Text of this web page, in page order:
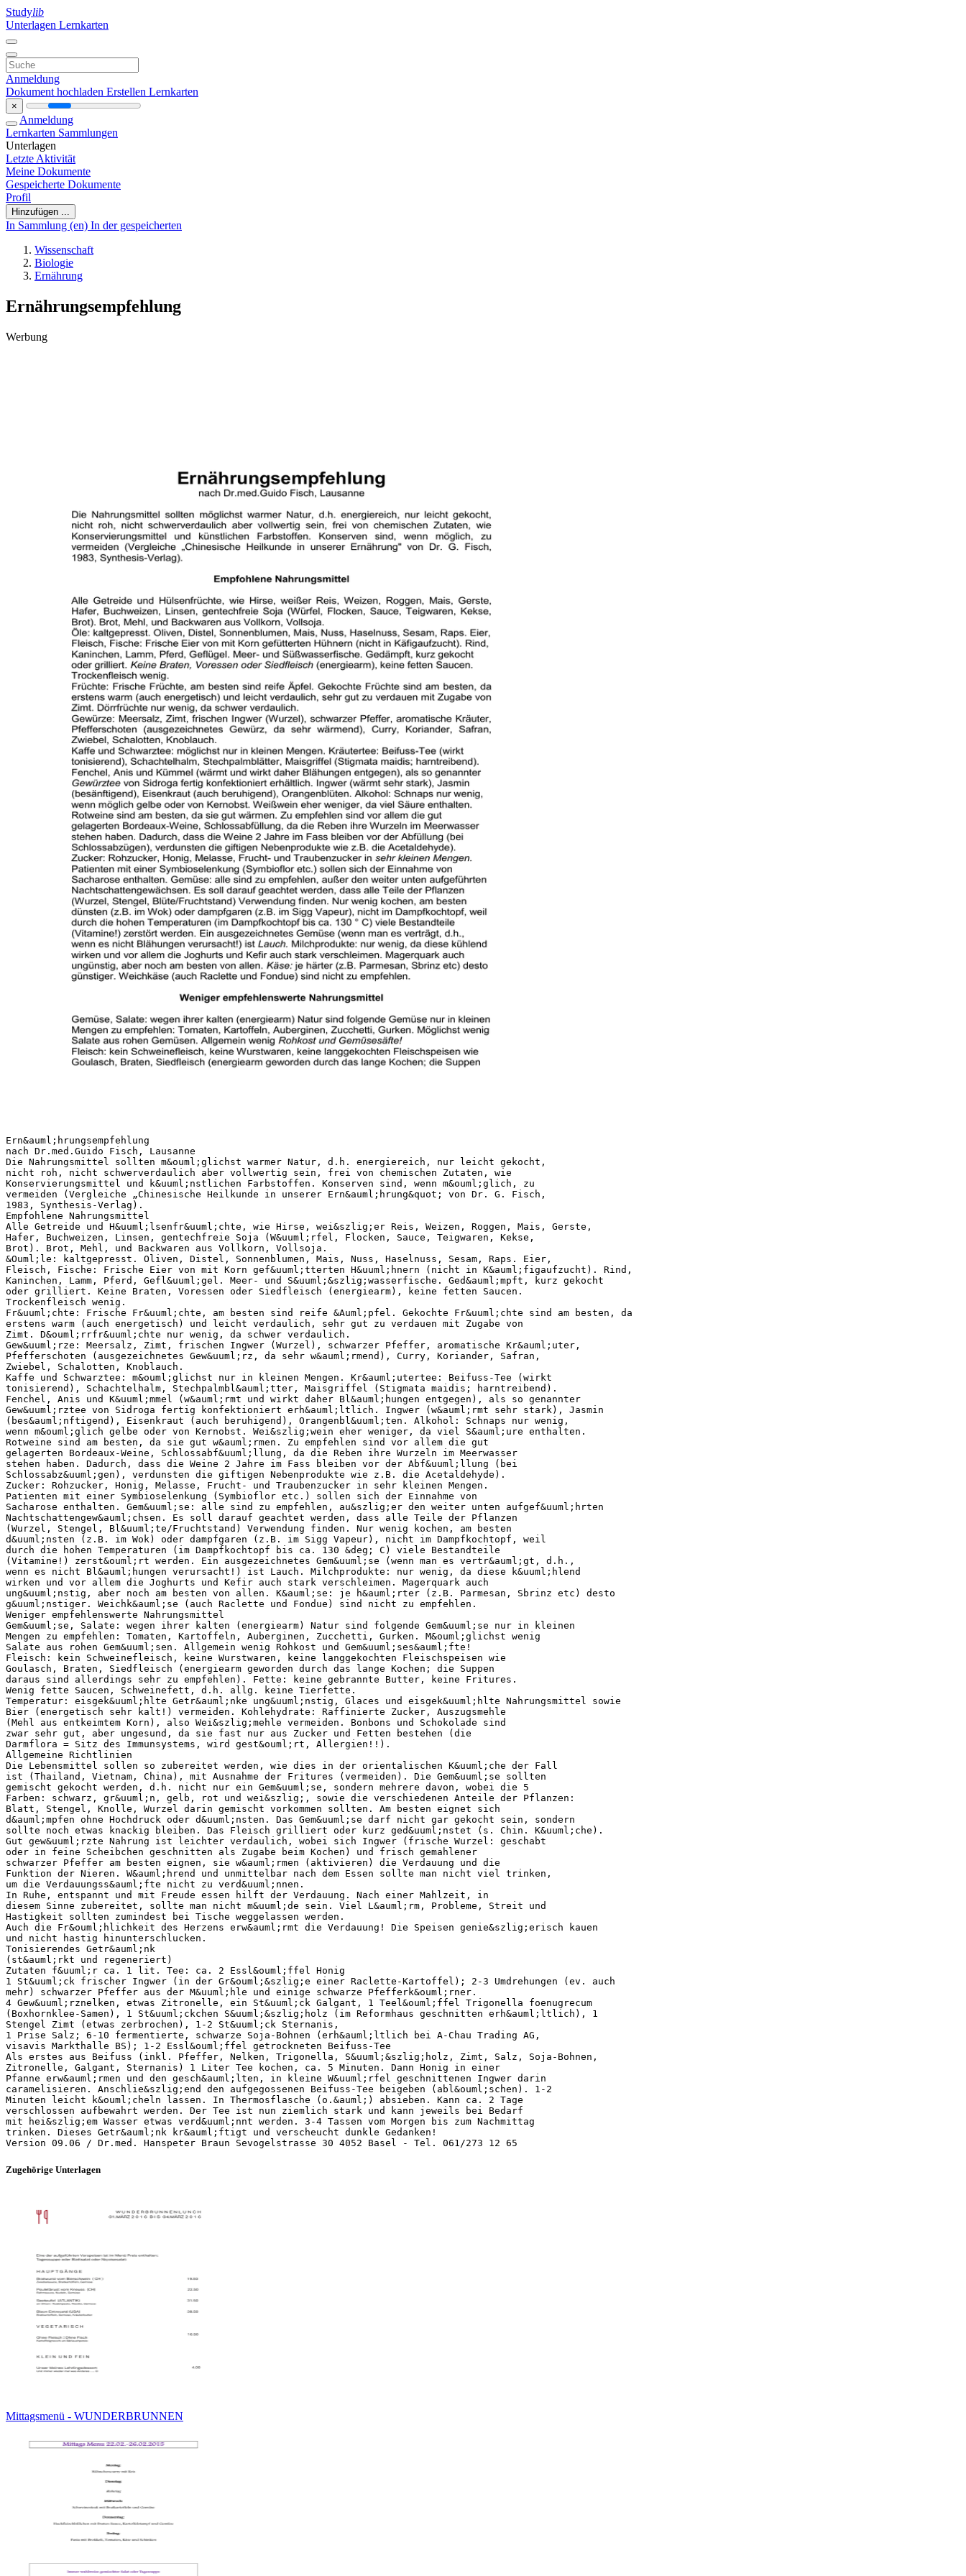
Studylib
Unterlagen Lernkarten
Anmeldung
Dokument hochladen Erstellen Lernkarten
×
Anmeldung
Lernkarten Sammlungen
Unterlagen
Letzte Aktivität
Meine Dokumente
Gespeicherte Dokumente
Profil
Hinzufügen ...
In Sammlung (en) In der gespeicherten
Wissenschaft
Biologie
Ernährung
Ernährungsempfehlung
Werbung
Ern&auml;hrungsempfehlung
nach Dr.med.Guido Fisch, Lausanne
Die Nahrungsmittel sollten m&ouml;glichst warmer Natur, d.h. energiereich, nur leicht gekocht,
nicht roh, nicht schwerverdaulich aber vollwertig sein, frei von chemischen Zutaten, wie
Konservierungsmittel und k&uuml;nstlichen Farbstoffen. Konserven sind, wenn m&ouml;glich, zu
vermeiden (Vergleiche „Chinesische Heilkunde in unserer Ern&auml;hrung&quot; von Dr. G. Fisch,
1983, Synthesis-Verlag).
Empfohlene Nahrungsmittel
Alle Getreide und H&uuml;lsenfr&uuml;chte, wie Hirse, wei&szlig;er Reis, Weizen, Roggen, Mais, Gerste,
Hafer, Buchweizen, Linsen, gentechfreie Soja (W&uuml;rfel, Flocken, Sauce, Teigwaren, Kekse,
Brot). Brot, Mehl, und Backwaren aus Vollkorn, Vollsoja.
&Ouml;le: kaltgepresst. Oliven, Distel, Sonnenblumen, Mais, Nuss, Haselnuss, Sesam, Raps. Eier,
Fleisch, Fische: Frische Eier von mit Korn gef&uuml;tterten H&uuml;hnern (nicht in K&auml;figaufzucht). Rind,
Kaninchen, Lamm, Pferd, Gefl&uuml;gel. Meer- und S&uuml;&szlig;wasserfische. Ged&auml;mpft, kurz gekocht
oder grilliert. Keine Braten, Voressen oder Siedfleisch (energiearm), keine fetten Saucen.
Trockenfleisch wenig.
Fr&uuml;chte: Frische Fr&uuml;chte, am besten sind reife &Auml;pfel. Gekochte Fr&uuml;chte sind am besten, da
erstens warm (auch energetisch) und leicht verdaulich, sehr gut zu verdauen mit Zugabe von
Zimt. D&ouml;rrfr&uuml;chte nur wenig, da schwer verdaulich.
Gew&uuml;rze: Meersalz, Zimt, frischen Ingwer (Wurzel), schwarzer Pfeffer, aromatische Kr&auml;uter,
Pfefferschoten (ausgezeichnetes Gew&uuml;rz, da sehr w&auml;rmend), Curry, Koriander, Safran,
Zwiebel, Schalotten, Knoblauch.
Kaffe und Schwarztee: m&ouml;glichst nur in kleinen Mengen. Kr&auml;utertee: Beifuss-Tee (wirkt
tonisierend), Schachtelhalm, Stechpalmbl&auml;tter, Maisgriffel (Stigmata maidis; harntreibend).
Fenchel, Anis und K&uuml;mmel (w&auml;rmt und wirkt daher Bl&auml;hungen entgegen), als so genannter
Gew&uuml;rztee von Sidroga fertig konfektioniert erh&auml;ltlich. Ingwer (w&auml;rmt sehr stark), Jasmin
(bes&auml;nftigend), Eisenkraut (auch beruhigend), Orangenbl&uuml;ten. Alkohol: Schnaps nur wenig,
wenn m&ouml;glich gelbe oder von Kernobst. Wei&szlig;wein eher weniger, da viel S&auml;ure enthalten.
Rotweine sind am besten, da sie gut w&auml;rmen. Zu empfehlen sind vor allem die gut
gelagerten Bordeaux-Weine, Schlossabf&uuml;llung, da die Reben ihre Wurzeln im Meerwasser
stehen haben. Dadurch, dass die Weine 2 Jahre im Fass bleiben vor der Abf&uuml;llung (bei
Schlossabz&uuml;gen), verdunsten die giftigen Nebenprodukte wie z.B. die Acetaldehyde).
Zucker: Rohzucker, Honig, Melasse, Frucht- und Traubenzucker in sehr kleinen Mengen.
Patienten mit einer Symbioselenkung (Symbioflor etc.) sollen sich der Einnahme von
Sacharose enthalten. Gem&uuml;se: alle sind zu empfehlen, au&szlig;er den weiter unten aufgef&uuml;hrten
Nachtschattengew&auml;chsen. Es soll darauf geachtet werden, dass alle Teile der Pflanzen
(Wurzel, Stengel, Bl&uuml;te/Fruchtstand) Verwendung finden. Nur wenig kochen, am besten
d&uuml;nsten (z.B. im Wok) oder dampfgaren (z.B. im Sigg Vapeur), nicht im Dampfkochtopf, weil
durch die hohen Temperaturen (im Dampfkochtopf bis ca. 130 &deg; C) viele Bestandteile
(Vitamine!) zerst&ouml;rt werden. Ein ausgezeichnetes Gem&uuml;se (wenn man es vertr&auml;gt, d.h.,
wenn es nicht Bl&auml;hungen verursacht!) ist Lauch. Milchprodukte: nur wenig, da diese k&uuml;hlend
wirken und vor allem die Joghurts und Kefir auch stark verschleimen. Magerquark auch
ung&uuml;nstig, aber noch am besten von allen. K&auml;se: je h&auml;rter (z.B. Parmesan, Sbrinz etc) desto
g&uuml;nstiger. Weichk&auml;se (auch Raclette und Fondue) sind nicht zu empfehlen.
Weniger empfehlenswerte Nahrungsmittel
Gem&uuml;se, Salate: wegen ihrer kalten (energiearm) Natur sind folgende Gem&uuml;se nur in kleinen
Mengen zu empfehlen: Tomaten, Kartoffeln, Auberginen, Zucchetti, Gurken. M&ouml;glichst wenig
Salate aus rohen Gem&uuml;sen. Allgemein wenig Rohkost und Gem&uuml;ses&auml;fte!
Fleisch: kein Schweinefleisch, keine Wurstwaren, keine langgekochten Fleischspeisen wie
Goulasch, Braten, Siedfleisch (energiearm geworden durch das lange Kochen; die Suppen
daraus sind allerdings sehr zu empfehlen). Fette: keine gebrannte Butter, keine Fritures.
Wenig fette Saucen, Schweinefett, d.h. allg. keine Tierfette.
Temperatur: eisgek&uuml;hlte Getr&auml;nke ung&uuml;nstig, Glaces und eisgek&uuml;hlte Nahrungsmittel sowie
Bier (energetisch sehr kalt!) vermeiden. Kohlehydrate: Raffinierte Zucker, Auszugsmehle
(Mehl aus entkeimtem Korn), also Wei&szlig;mehle vermeiden. Bonbons und Schokolade sind
zwar sehr gut, aber ungesund, da sie fast nur aus Zucker und Fetten bestehen (die
Darmflora = Sitz des Immunsystems, wird gest&ouml;rt, Allergien!!).
Allgemeine Richtlinien
Die Lebensmittel sollen so zubereitet werden, wie dies in der orientalischen K&uuml;che der Fall
ist (Thailand, Vietnam, China), mit Ausnahme der Fritures (vermeiden). Die Gem&uuml;se sollten
gemischt gekocht werden, d.h. nicht nur ein Gem&uuml;se, sondern mehrere davon, wobei die 5
Farben: schwarz, gr&uuml;n, gelb, rot und wei&szlig;, sowie die verschiedenen Anteile der Pflanzen:
Blatt, Stengel, Knolle, Wurzel darin gemischt vorkommen sollten. Am besten eignet sich
d&auml;mpfen ohne Hochdruck oder d&uuml;nsten. Das Gem&uuml;se darf nicht gar gekocht sein, sondern
sollte noch etwas knackig bleiben. Das Fleisch grilliert oder kurz ged&uuml;nstet (s. Chin. K&uuml;che).
Gut gew&uuml;rzte Nahrung ist leichter verdaulich, wobei sich Ingwer (frische Wurzel: geschabt
oder in feine Scheibchen geschnitten als Zugabe beim Kochen) und frisch gemahlener
schwarzer Pfeffer am besten eignen, sie w&auml;rmen (aktivieren) die Verdauung und die
Funktion der Nieren. W&auml;hrend und unmittelbar nach dem Essen sollte man nicht viel trinken,
um die Verdauungss&auml;fte nicht zu verd&uuml;nnen.
In Ruhe, entspannt und mit Freude essen hilft der Verdauung. Nach einer Mahlzeit, in
diesem Sinne zubereitet, sollte man nicht m&uuml;de sein. Viel L&auml;rm, Probleme, Streit und
Hastigkeit sollten zumindest bei Tische weggelassen werden.
Auch die Fr&ouml;hlichkeit des Herzens erw&auml;rmt die Verdauung! Die Speisen genie&szlig;erisch kauen
und nicht hastig hinunterschlucken.
Tonisierendes Getr&auml;nk
(st&auml;rkt und regeneriert)
Zutaten f&uuml;r ca. 1 lit. Tee: ca. 2 Essl&ouml;ffel Honig
1 St&uuml;ck frischer Ingwer (in der Gr&ouml;&szlig;e einer Raclette-Kartoffel); 2-3 Umdrehungen (ev. auch
mehr) schwarzer Pfeffer aus der M&uuml;hle und einige schwarze Pfefferk&ouml;rner.
4 Gew&uuml;rznelken, etwas Zitronelle, ein St&uuml;ck Galgant, 1 Teel&ouml;ffel Trigonella foenugrecum
(Boxhornklee-Samen), 1 St&uuml;ckchen S&uuml;&szlig;holz (im Reformhaus geschnitten erh&auml;ltlich), 1
Stengel Zimt (etwas zerbrochen), 1-2 St&uuml;ck Sternanis,
1 Prise Salz; 6-10 fermentierte, schwarze Soja-Bohnen (erh&auml;ltlich bei A-Chau Trading AG,
visavis Markthalle BS); 1-2 Essl&ouml;ffel getrockneten Beifuss-Tee
Als erstes aus Beifuss (inkl. Pfeffer, Nelken, Trigonella, S&uuml;&szlig;holz, Zimt, Salz, Soja-Bohnen,
Zitronelle, Galgant, Sternanis) 1 Liter Tee kochen, ca. 5 Minuten. Dann Honig in einer
Pfanne erw&auml;rmen und den gesch&auml;lten, in kleine W&uuml;rfel geschnittenen Ingwer darin
caramelisieren. Anschlie&szlig;end den aufgegossenen Beifuss-Tee beigeben (abl&ouml;schen). 1-2
Minuten leicht k&ouml;cheln lassen. In Thermosflasche (o.&auml;) absieben. Kann ca. 2 Tage
verschlossen aufbewahrt werden. Der Tee ist nun ziemlich stark und kann jeweils bei Bedarf
mit hei&szlig;em Wasser etwas verd&uuml;nnt werden. 3-4 Tassen vom Morgen bis zum Nachmittag
trinken. Dieses Getr&auml;nk kr&auml;ftigt und verscheucht dunkle Gedanken!
Zugehörige Unterlagen
Mittagsmenü - WUNDERBRUNNEN